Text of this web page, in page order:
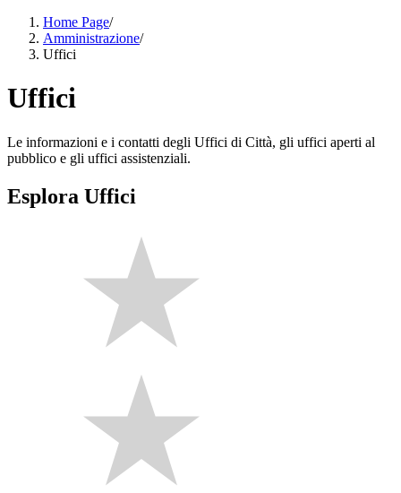
Home Page/
Amministrazione/
Uffici
Uffici
Le informazioni e i contatti degli Uffici di Città, gli uffici aperti al
pubblico e gli uffici assistenziali.
Esplora Uffici